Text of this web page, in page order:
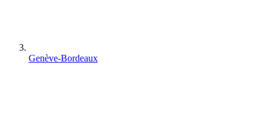
Genève-Bordeaux